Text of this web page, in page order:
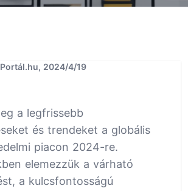
2024/4/19
a legfrissebb
és trendeket a globális
piacon 2024-re.
elemezzük a várható
a kulcsfontosságú